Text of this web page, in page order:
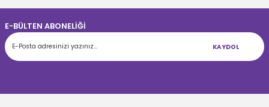
E-BÜLTEN ABONELİĞİ
KAYDOL